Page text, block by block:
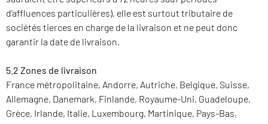
d’affluences particulières), elle est surtout tributaire de
sociétés tierces en charge de la livraison et ne peut donc
garantir la date de livraison.
5.2 Zones de livraison
France métropolitaine, Andorre, Autriche, Belgique, Suisse,
Allemagne, Danemark, Finlande, Royaume-Uni, Guadeloupe,
Grèce, Irlande, Italie, Luxembourg, Martinique, Pays-Bas,